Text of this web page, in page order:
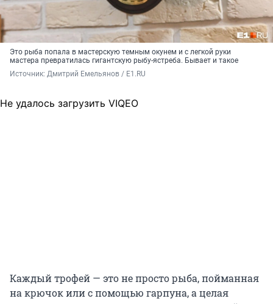
Это рыба попала в мастерскую темным окунем и с легкой руки
мастера превратилась гигантскую рыбу-ястреба. Бывает и такое
Источник: Дмитрий Емельянов / E1.RU
Не удалось загрузить VIQEO
Каждый трофей — это не просто рыба, пойманная
на крючок или с помощью гарпуна, а целая